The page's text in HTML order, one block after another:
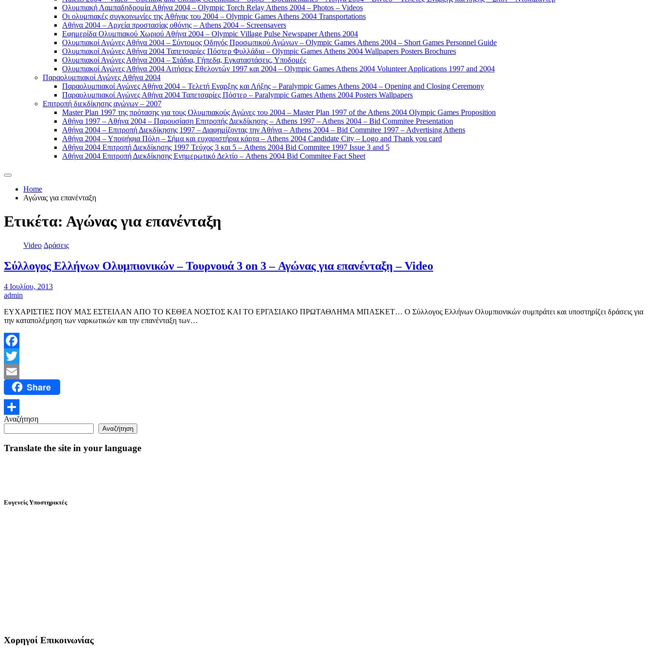
Ολυμπιακή Λαμπαδηδρομία Αθήνα 2004 – Olympic Torch Relay Athens 2004 – Photos – Videos
Οι ολυμπιακές συγκοινωνίες της Αθήνας του 2004 – Olympic Games Athens 2004 Transportations
Αθήνα 2004 – Αρχεία προστασίας οθόνης – Athens 2004 – Screensavers
Εφημερίδα Ολυμπιακού Χωριού Αθήνα 2004 – Olympic Village Pulse Newspaper Athens 2004
Ολυμπιακοί Αγώνες Αθήνα 2004 – Σύντομος Οδηγός Προσωπικού Αγώνων – Olympic Games Athens 2004 – Short Games Personnel Guide
Ολυμπιακοί Αγώνες Αθήνα 2004 Ταπετσαρίες Πόστερ Φυλλάδια – Olympic Games Athens 2004 Wallpapers Posters Brochures
Ολυμπιακοί Αγώνες Αθήνα 2004 – Στάδια, Γήπεδα, Εγκαταστάσεις, Υποδομές
Ολυμπιακοί Αγώνες Αθήνα 2004 Αιτήσεις Εθελοντών 1997 και 2004 – Olympic Games Athens 2004 Volunteer Applications 1997 and 2004
Παραολυμπιακοί Αγώνες Αθήνα 2004
Παραολυμπιακοί Αγώνες Αθήνα 2004 – Τελετή Εναρξης και Λήξης – Paralympic Games Athens 2004 – Opening and Closing Ceremony
Παραολυμπιακοί Αγώνες Αθήνα 2004 Ταπετσαρίες Πόστερ – Paralympic Games Athens 2004 Posters Wallpapers
Επιτροπή διεκδίκησης αγώνων – 2007
Master Plan 1997 της πρότασης για τους Ολυμπιακούς Αγώνες του 2004 – Master Plan 1997 of the Athens 2004 Olympic Games Proposition
Αθήνα 1997 – Αθήνα 2004 – Παρουσίαση Επιτροπής Διεκδίκησης – Athens 1997 – Athens 2004 – Bid Commitee Presentation
Αθήνα 2004 – Επιτροπή Διεκδίκησης 1997 – Διαφημίζοντας την Αθήνα – Athens 2004 – Bid Commitee 1997 – Advertising Athens
Αθήνα 2004 – Υποψήφια Πόλη – Σήμα και ευχαριστήρια κάρτα – Athens 2004 Candidate City – Logo and Thank you card
Αθήνα 2004 Επιτροπή Διεκδίκησης 1997 Τεύχος 3 και 5 – Athens 2004 Bid Commitee 1997 Issue 3 and 5
Αθήνα 2004 Επιτροπή Διεκδίκησης Ενημερωτικό Δελτίο – Athens 2004 Bid Commitee Fact Sheet
Home
Αγώνας για επανένταξη
Ετικέτα: Αγώνας για επανένταξη
Video Δράσεις
Σύλλογος Ελλήνων Ολυμπιονικών – Τουρνουά 3 on 3 – Αγώνας για επανένταξη – Video
4 Ιουλίου, 2013
admin
ΕΥΧΑΡΙΣΤΙΕΣ ΠΟΥ ΜΑΣ ΕΣΤΕΙΛΑΝ ΑΠΟ ΤΟ ΚΕΘΕΑ ΝΟΣΤΟΣ ΚΑΙ ΤΟ ΕΡΓΑΣΙΑΚΟ ΠΡΩΤΑΘΛΗΜΑ ΜΠΑΣΚΕΤ… Ο Σύλλογος Ελλήνων Ολυμπιονικών συμπράτει και υποστηρίζει δράσεις για
την καταπολέμηση των ναρκωτικών και την επανένταξη των…
Facebook
Twitter
Email Share
Μοιραστείτε
Αναζήτηση
Αναζήτηση
Translate the site in your language
Ευγενείς Υποστηρικτές
Χορηγοί Επικοινωνίας